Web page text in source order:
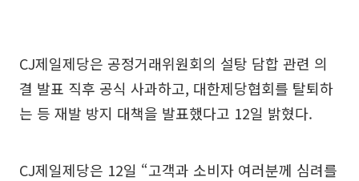
CJ제일제당은 공정거래위원회의 설탕 담합 관련 의
결 발표 직후 공식 사과하고, 대한제당협회를 탈퇴하
는 등 재발 방지 대책을 발표했다고 12일 밝혔다.
CJ제일제당은 12일 “고객과 소비자 여러분께 심려를